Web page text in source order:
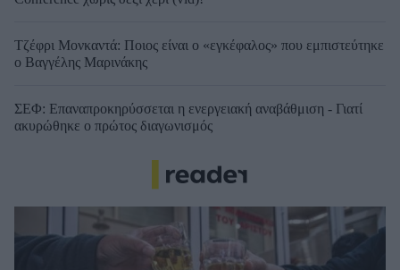
Τζέφρι Μονκαντά: Ποιος είναι ο «εγκέφαλος» που εμπιστεύτηκε
ο Βαγγέλης Μαρινάκης
ΣΕΦ: Επαναπροκηρύσσεται η ενεργειακή αναβάθμιση - Γιατί
ακυρώθηκε ο πρώτος διαγωνισμός